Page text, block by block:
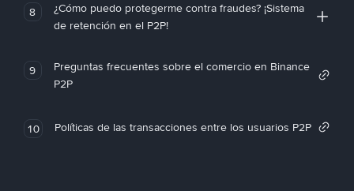
8
¿Cómo puedo protegerme contra fraudes? ¡Sistema
de retención en el P2P!
9
Preguntas frecuentes sobre el comercio en Binance
P2P
10 Políticas de las transacciones entre los usuarios P2P